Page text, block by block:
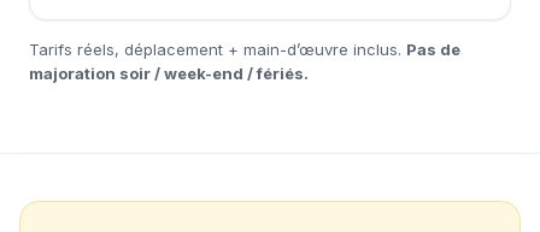
Tarifs réels, déplacement + main-d’œuvre inclus. Pas de
majoration soir / week-end / fériés.